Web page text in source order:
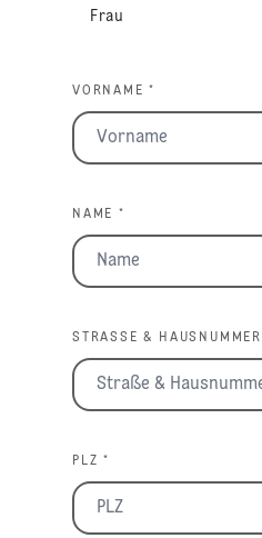
VORNAME *
NAME *
STRASSE & HAUSNUMMER *
PLZ *